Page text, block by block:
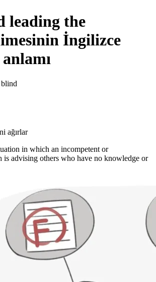
leading the
İngilizce
ağırlar
in which an incompetent or
is advising others who have no knowledge or